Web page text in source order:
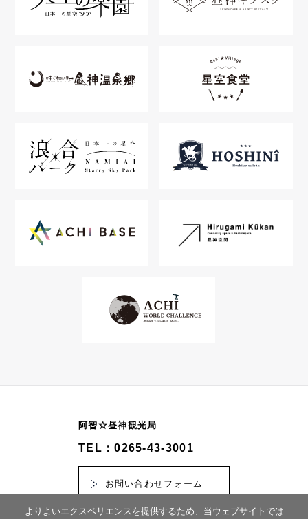
阿智☆昼神観光局
TEL：0265-43-3001
お問い合わせフォーム
よりよいエクスペリエンスを提供するため、当ウェブサイトでは